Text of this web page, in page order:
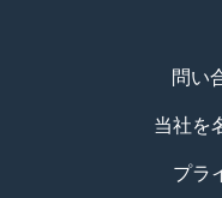
問い
当社を
プラ